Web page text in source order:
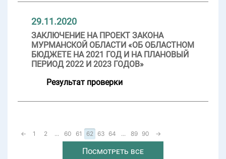
29.11.2020
ЗАКЛЮЧЕНИЕ НА ПРОЕКТ ЗАКОНА
МУРМАНСКОЙ ОБЛАСТИ «ОБ ОБЛАСТНОМ
БЮДЖЕТЕ НА 2021 ГОД И НА ПЛАНОВЫЙ
ПЕРИОД 2022 И 2023 ГОДОВ»
Результат проверки
← 1 2 ... 60 61 62 63 64 ... 89 90 →
Посмотреть все